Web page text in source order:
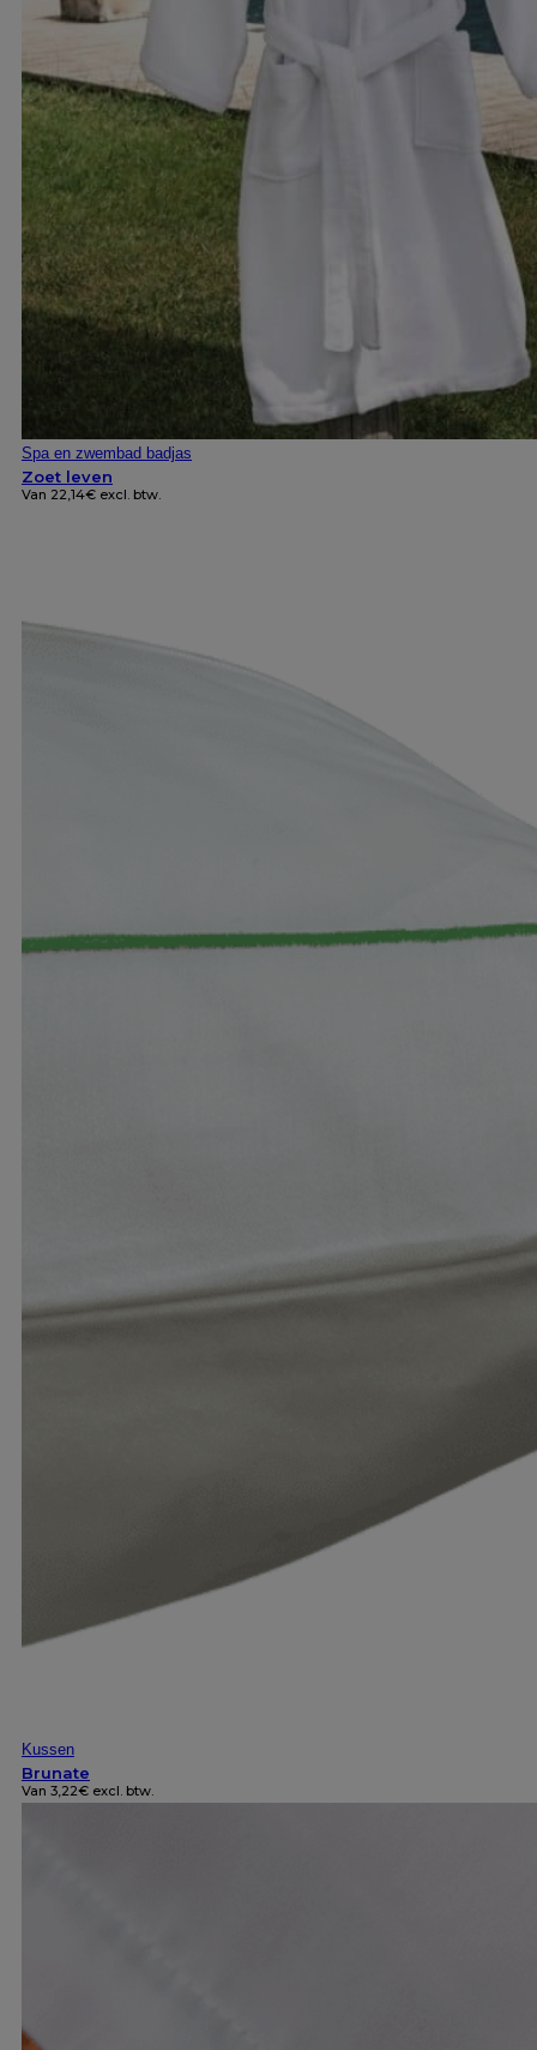
Spa en zwembad badjas
Zoet leven
Van 22,14€ excl. btw.
Kussen
Brunate
Van 3,22€ excl. btw.